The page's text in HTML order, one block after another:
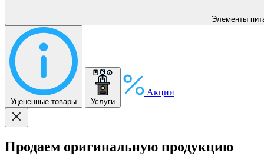
Элементы
Уцененные товары Услуги
Акции
Продаем оригинальную продукцию